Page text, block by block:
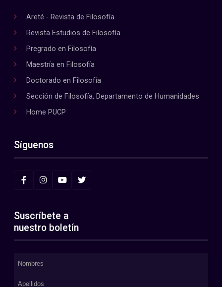
Areté - Revista de Filosofía
Revista Estudios de Filosofía
Pregrado en Filosofía
Maestría en Filosofía
Doctorado en Filosofía
Sección de Filosofía, Departamento de Humanidades
Home PUCP
Síguenos
Suscríbete a
nuestro boletín